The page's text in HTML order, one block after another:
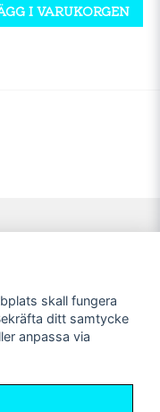
I VARUKORGEN
digskall fungera
ditt samtycke
anpassa via